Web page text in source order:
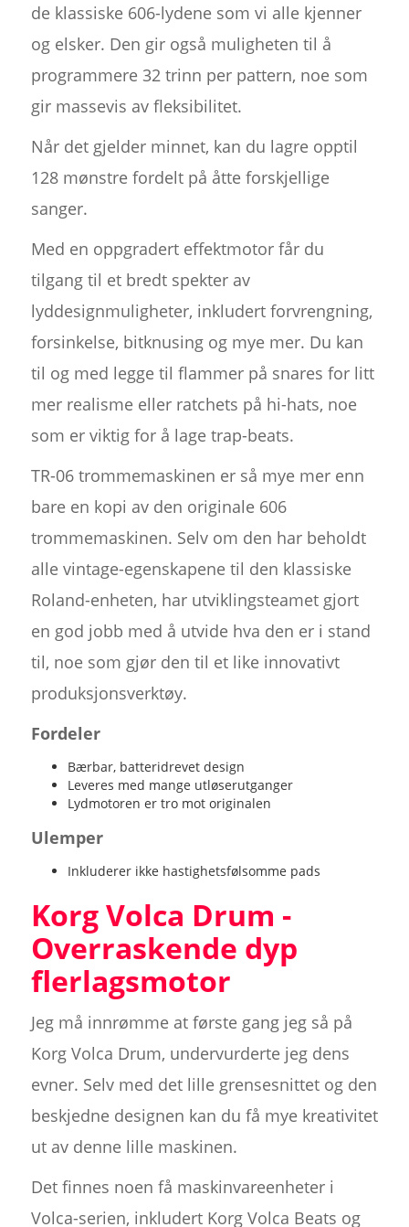
de klassiske 606-lydene som vi alle kjenner
og elsker. Den gir også muligheten til å
programmere 32 trinn per pattern, noe som
gir massevis av fleksibilitet.
Når det gjelder minnet, kan du lagre opptil
128 mønstre fordelt på åtte forskjellige
sanger.
Med en oppgradert effektmotor får du
tilgang til et bredt spekter av
lyddesignmuligheter, inkludert forvrengning,
forsinkelse, bitknusing og mye mer. Du kan
til og med legge til flammer på snares for litt
mer realisme eller ratchets på hi-hats, noe
som er viktig for å lage trap-beats.
TR-06 trommemaskinen er så mye mer enn
bare en kopi av den originale 606
trommemaskinen. Selv om den har beholdt
alle vintage-egenskapene til den klassiske
Roland-enheten, har utviklingsteamet gjort
en god jobb med å utvide hva den er i stand
til, noe som gjør den til et like innovativt
produksjonsverktøy.
Fordeler
Bærbar, batteridrevet design
Leveres med mange utløserutganger
Lydmotoren er tro mot originalen
Ulemper
Inkluderer ikke hastighetsfølsomme pads
Korg Volca Drum -
Overraskende dyp
flerlagsmotor
Jeg må innrømme at første gang jeg så på
Korg Volca Drum, undervurderte jeg dens
evner. Selv med det lille grensesnittet og den
beskjedne designen kan du få mye kreativitet
ut av denne lille maskinen.
Det finnes noen få maskinvareenheter i
Volca-serien, inkludert Korg Volca Beats og